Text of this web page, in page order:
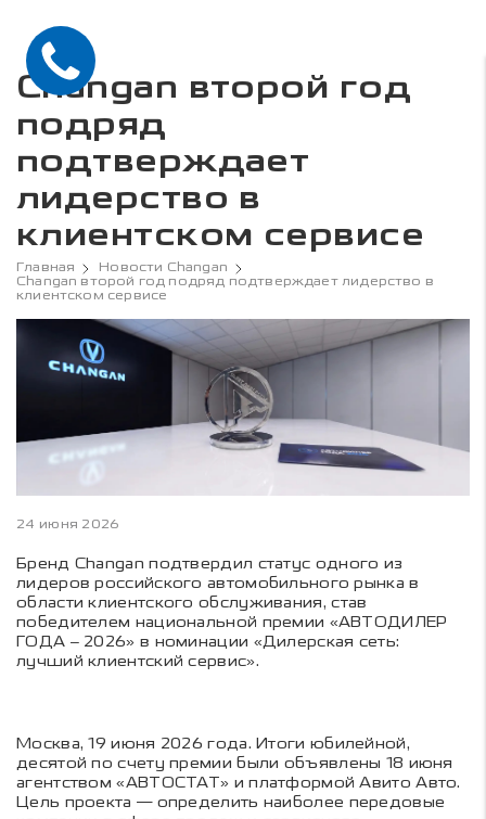
Changan второй год
подряд
подтверждает
лидерство в
клиентском сервисе
Главная
Новости Changan
Changan второй год подряд подтверждает лидерство в
клиентском сервисе
24 июня 2026
Бренд Changan подтвердил статус одного из
лидеров российского автомобильного рынка в
области клиентского обслуживания, став
победителем национальной премии «АВТОДИЛЕР
ГОДА – 2026» в номинации «Дилерская сеть:
лучший клиентский сервис».
Москва, 19 июня 2026 года. Итоги юбилейной,
десятой по счету премии были объявлены 18 июня
агентством «АВТОСТАТ» и платформой Авито Авто.
Цель проекта — определить наиболее передовые